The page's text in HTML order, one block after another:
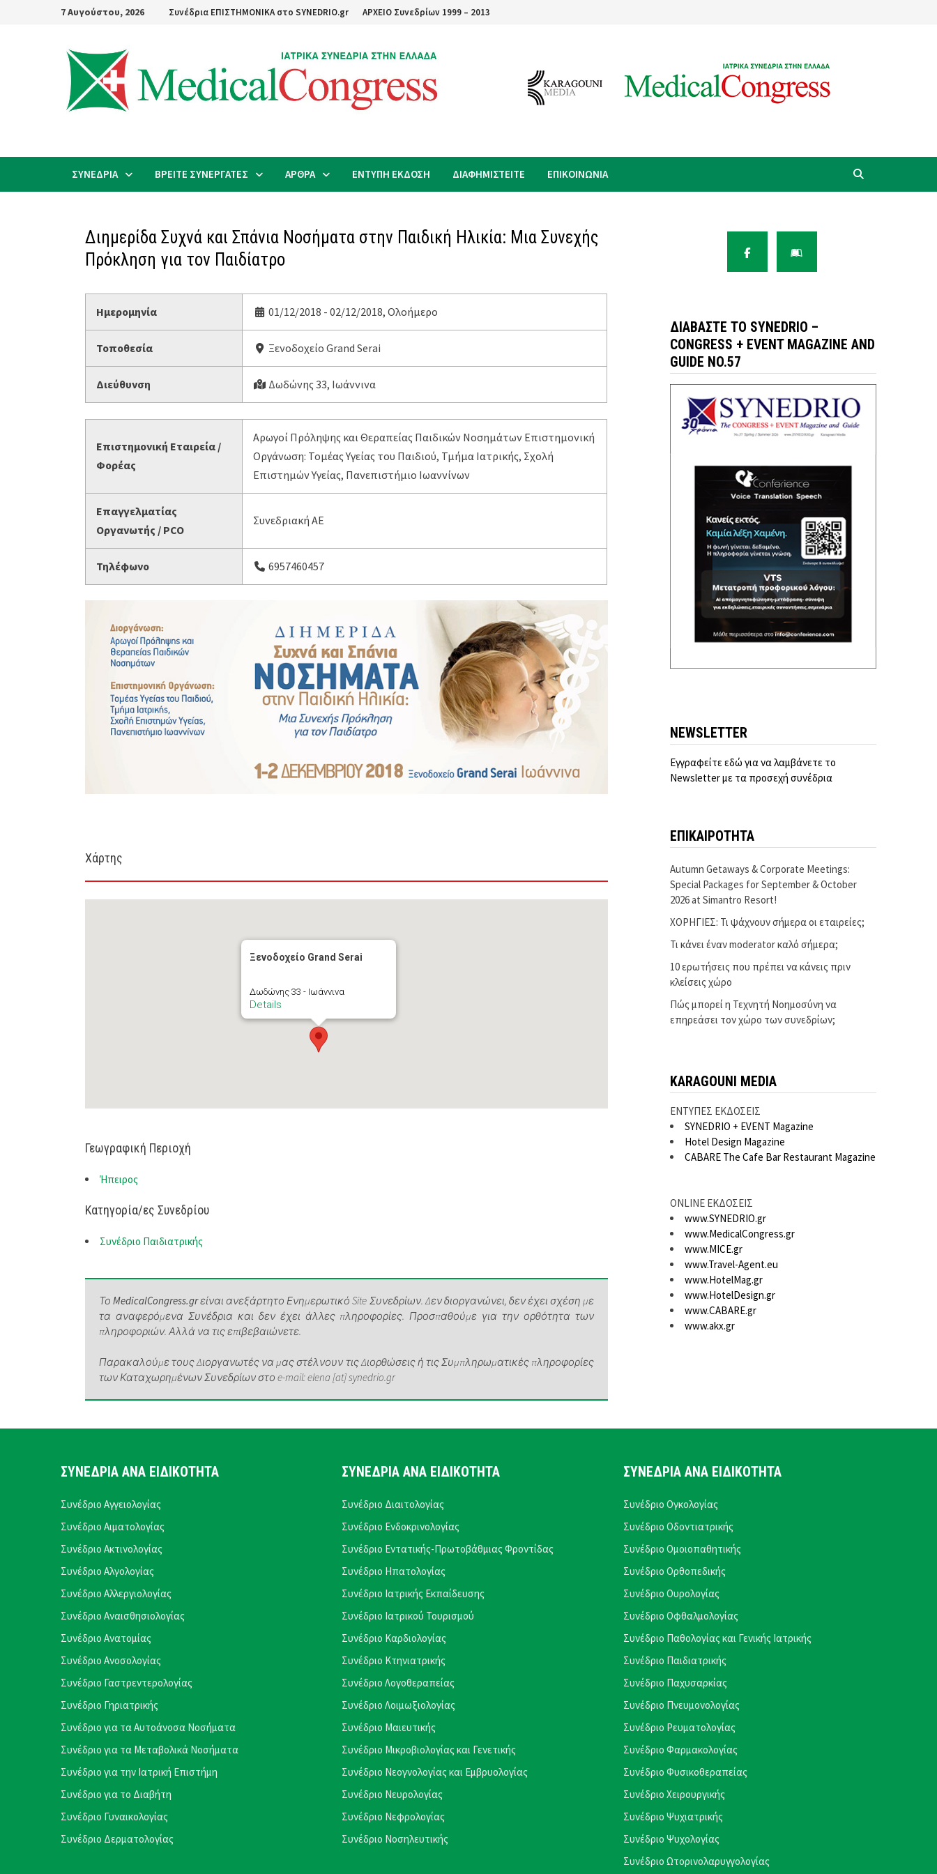
7 Αυγούστου, 2026 Συνέδρια ΕΠΙΣΤΗΜΟΝΙΚΑ στο SYNEDRIO.gr ΑΡΧΕΙΟ Συνεδρίων 1999 – 2013
ΣΥΝΕΔΡΙΑ ΒΡΕΙΤΕ ΣΥΝΕΡΓΑΤΕΣ ΑΡΘΡΑ ΕΝΤΥΠΗ ΕΚΔΟΣΗ ΔΙΑΦΗΜΙΣΤΕΙΤΕ ΕΠΙΚΟΙΝΩΝΙΑ
Διημερίδα Συχνά και Σπάνια Νοσήματα στην Παιδική Ηλικία: Μια Συνεχής
Πρόκληση για τον Παιδίατρο
Ημερομηνία 01/12/2018 - 02/12/2018, Ολοήμερο
Τοποθεσία Ξενοδοχείο Grand Serai
Διεύθυνση Δωδώνης 33, Ιωάννινα
Επιστημονική Εταιρεία /
Φορέας
Αρωγοί Πρόληψης και Θεραπείας Παιδικών Νοσημάτων Επιστημονική
Οργάνωση: Τομέας Υγείας του Παιδιού, Τμήμα Ιατρικής, Σχολή
Επιστημών Υγείας, Πανεπιστήμιο Ιωαννίνων
Επαγγελματίας
Οργανωτής / PCO
Συνεδριακή ΑΕ
Τηλέφωνο 6957460457
Χάρτης
Ξενοδοχείο Grand Serai
Δωδώνης 33 - Ιωάννινα
Details
Γεωγραφική Περιοχή
Ήπειρος
Κατηγορία/ες Συνεδρίου
Συνέδριο Παιδιατρικής
ΤοMedicalCongress.grείναι ανεξάρτητο Ενημερωτικό Site Συνεδρίων. Δεν διοργανώνει, δεν έχει σχέση με
τα αναφερόμενα Συνέδρια και δεν έχει άλλες πληροφορίες. Προσπαθούμε για την ορθότητα των
πληροφοριών. Αλλά να τις επιβεβαιώνετε.
Παρακαλούμε τους Διοργανωτές να μας στέλνουν τις Διορθώσεις ή τις Συμπληρωματικές πληροφορίες
των Καταχωρημένων Συνεδρίων στο e-mail: elena [at] synedrio.gr
ΔΙΑΒΆΣΤΕ ΤΟ SYNEDRIO –
CONGRESS + EVENT MAGAZINE AND
GUIDE NO.57
NEWSLETTER
Εγγραφείτε εδώ για να λαμβάνετε το
Newsletter με τα προσεχή συνέδρια
ΕΠΙΚΑΙΡΟΤΗΤΑ
Autumn Getaways & Corporate Meetings:
Special Packages for September & October
2026 at Simantro Resort!
ΧΟΡΗΓΙΕΣ: Τι ψάχνουν σήμερα οι εταιρείες;
Τι κάνει έναν moderator καλό σήμερα;
10 ερωτήσεις που πρέπει να κάνεις πριν
κλείσεις χώρο
Πώς μπορεί η Τεχνητή Νοημοσύνη να
επηρεάσει τον χώρο των συνεδρίων;
KARAGOUNI MEDIA
ΕΝΤΥΠΕΣ ΕΚΔΟΣΕΙΣ
SYNEDRIO + EVENT Magazine
Hotel Design Magazine
CABARE The Cafe Bar Restaurant Magazine
ONLINE ΕΚΔΟΣΕΙΣ
www.SYNEDRIO.gr
www.MedicalCongress.gr
www.MICE.gr
www.Travel-Agent.eu
www.HotelMag.gr
www.HotelDesign.gr
www.CABARE.gr
www.akx.gr
ΣΥΝΕΔΡΙΑ ΑΝΑ ΕΙΔΙΚΟΤΗΤΑ
Συνέδριο Αγγειολογίας
Συνέδριο Αιματολογίας
Συνέδριο Ακτινολογίας
Συνέδριο Αλγολογίας
Συνέδριο Αλλεργιολογίας
Συνέδριο Αναισθησιολογίας
Συνέδριο Ανατομίας
Συνέδριο Ανοσολογίας
Συνέδριο Γαστρεντερολογίας
Συνέδριο Γηριατρικής
Συνέδριο για τα Αυτοάνοσα Νοσήματα
Συνέδριο για τα Μεταβολικά Νοσήματα
Συνέδριο για την Ιατρική Επιστήμη
Συνέδριο για το Διαβήτη
Συνέδριο Γυναικολογίας
Συνέδριο Δερματολογίας
ΣΥΝΕΔΡΙΑ ΑΝΑ ΕΙΔΙΚΟΤΗΤΑ
Συνέδριο Διαιτολογίας
Συνέδριο Ενδοκρινολογίας
Συνέδριο Εντατικής-Πρωτοβάθμιας Φροντίδας
Συνέδριο Ηπατολογίας
Συνέδριο Ιατρικής Εκπαίδευσης
Συνέδριο Ιατρικού Τουρισμού
Συνέδριο Καρδιολογίας
Συνέδριο Κτηνιατρικής
Συνέδριο Λογοθεραπείας
Συνέδριο Λοιμωξιολογίας
Συνέδριο Μαιευτικής
Συνέδριο Μικροβιολογίας και Γενετικής
Συνέδριο Νεογνολογίας και Εμβρυολογίας
Συνέδριο Νευρολογίας
Συνέδριο Νεφρολογίας
Συνέδριο Νοσηλευτικής
ΣΥΝΕΔΡΙΑ ΑΝΑ ΕΙΔΙΚΟΤΗΤΑ
Συνέδριο Ογκολογίας
Συνέδριο Οδοντιατρικής
Συνέδριο Ομοιοπαθητικής
Συνέδριο Ορθοπεδικής
Συνέδριο Ουρολογίας
Συνέδριο Οφθαλμολογίας
Συνέδριο Παθολογίας και Γενικής Ιατρικής
Συνέδριο Παιδιατρικής
Συνέδριο Παχυσαρκίας
Συνέδριο Πνευμονολογίας
Συνέδριο Ρευματολογίας
Συνέδριο Φαρμακολογίας
Συνέδριο Φυσικοθεραπείας
Συνέδριο Χειρουργικής
Συνέδριο Ψυχιατρικής
Συνέδριο Ψυχολογίας
Συνέδριο Ωτορινολαρυγγολογίας